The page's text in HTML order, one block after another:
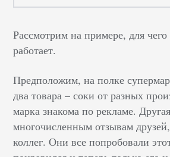
Рассмотрим на примере, для
работает.
Предположим, на полке
два товара – соки от разных
марка знакома по рекламе.
многочисленным отзывам
коллег. Они все попробовали